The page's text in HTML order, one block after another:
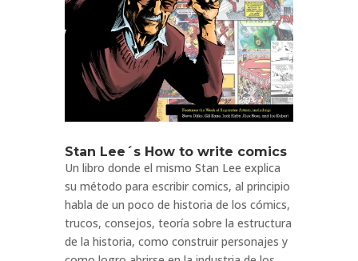
Stan Lee´s How to write comics
Un libro donde el mismo Stan Lee explica
su método para escribir comics, al principio
habla de un poco de historia de los cómics,
trucos, consejos, teoría sobre la estructura
de la historia, como construir personajes y